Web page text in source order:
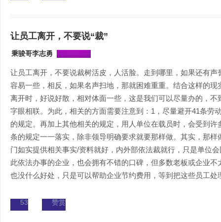
让员工离开，不要说“裁”
秉骏哥李志勇
让员工离开，不要说裁树活皮，人活脸。走到哪里，如果还有
容易一些，相反，如果名声扫地，那就困难重重。结合这样的
离开时，好说好散，相对体面一些，这是我们可以尽量办的，
字眼相联。为此，相关的方面需要注意到：1，尽量避开41条劳
的规定。再加上其他相关的规定，用人单位在载员时，会受到
条的规定一一落实，除非领导明确要求就要那样做。其实，那
门如实提供相关事实/资料就好，内外部依法裁就行，只是单位
此依法办事的企业，也会拥有不错的口碑，但多数老板或企业
也没什么好处，只是可以帮助企业节约费用，等到把这些员工处
53 赞赏